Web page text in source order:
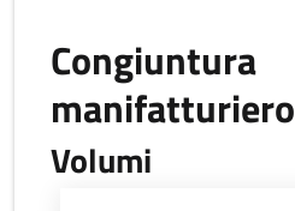
Congiuntura
manifatturiero
Volumi